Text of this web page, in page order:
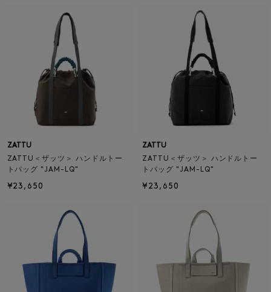
ZATTU
ZATTU＜ザッツ＞ ハンドルトー
トバッグ "JAM-LQ"
¥23,650
ZATTU
ZATTU＜ザッツ＞ ハンドルトー
トバッグ "JAM-LQ"
¥23,650